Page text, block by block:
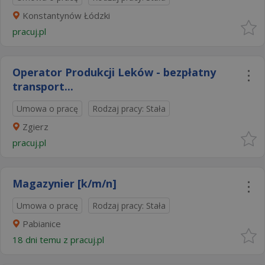
Konstantynów Łódzki
pracuj.pl
Operator Produkcji Leków - bezpłatny
transport...
Umowa o pracę Rodzaj pracy: Stała
Zgierz
pracuj.pl
Magazynier [k/m/n]
Umowa o pracę Rodzaj pracy: Stała
Pabianice
18 dni temu z pracuj.pl